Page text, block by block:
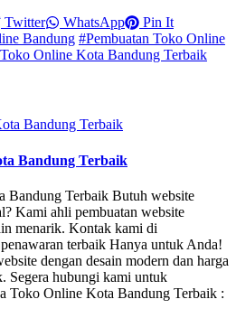
Twitter WhatsApp
Pin It
Bandung #Pembuatan Toko Online
Online Kota Bandung Terbaik
Bandung Terbaik
Bandung Terbaik Butuh website
Kami ahli pembuatan website
menarik. Kontak kami di
terbaik Hanya untuk Anda!
dengan desain modern dan harga
Segera hubungi kami untuk
Toko Online Kota Bandung Terbaik :